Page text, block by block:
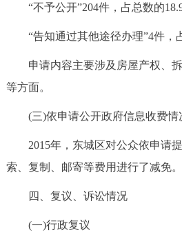
“不予公开”204件，占总数的
“告知通过其他途径办理”4件，占
申请内容主要涉及房屋产权、拆
等方面。
(三)依申请公开政府信息收费情
2015年，东城区对公众依申请提
索、复制、邮寄等费用进行了减免。
四、复议、诉讼情况
(一)行政复议